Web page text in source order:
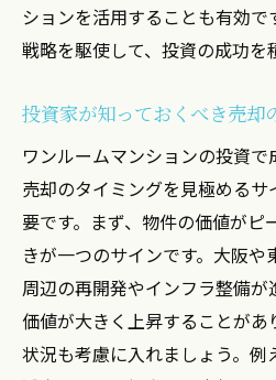
大阪での売却成功の
都市別の投資環境と
ワンルームマンション投
例研究
実例研究から学ぶ売
過去の成功事例に基
実例分析で明らかに
成功例から導き出す売
研究結果が示す効果
ションを活用することも有効で
戦略を駆使して、投資の成功を
投資家が知っておくべき売却
ワンルームマンションの投資で
売却のタイミングを見極める
要です。まず、物件の価値がピ
きが一つのサインです。大阪や
周辺の再開発やインフラ整備
価値が大きく上昇することがあ
状況も考慮に入れましょう。